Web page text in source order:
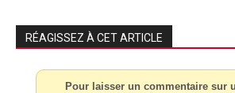
RÉAGISSEZ À CET ARTICLE
Pour laisser un commentaire sur